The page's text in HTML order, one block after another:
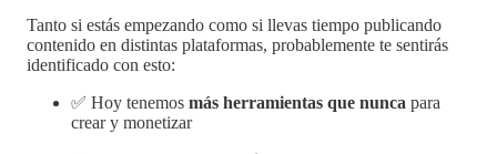
Tanto si estás empezando como si llevas tiempo publicando
contenido en distintas plataformas, probablemente te sentirás
identificado con esto:
✅ Hoy tenemos más herramientas que nunca para
crear y monetizar